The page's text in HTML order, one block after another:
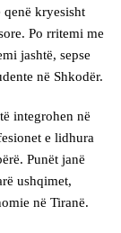
qenë kryesisht
Po rritemi me
jashtë, sepse
në Shkodër.
integrohen në
e lidhura
Punët janë
ushqimet,
në Tiranë.